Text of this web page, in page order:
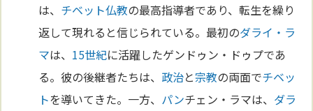
は、 チベット仏教の最高指導者であり、転生を繰り
返して現れると信じられている。最初のダライ・ラ
マは、 15世紀に活躍したゲンドゥン・ドゥプであ
る。彼の後継者たちは、 政治と宗教の両面でチベッ
トを導いてきた。一方、 パンチェン・ラマは、 ダラ